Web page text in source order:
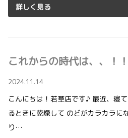
詳しく見る
これからの時代は、、！！
2024.11.14
こんにちは！若草店です♪ 最近、寝
るときに乾燥して のどがカラカラに
り…